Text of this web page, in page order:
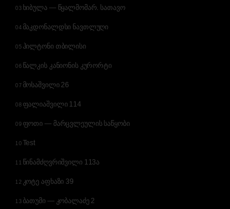
03 ხიბულა — წყალმომარ. სათავო
04 მაკდონალდსი ნავთლუღი
05 ჰილტონი თბილისი
06 წალკის კანიონის კურორტი
07 მოსაშვილი 26
08 ფალიაშვილი 114
09 ფოთი — მარცვლეულის საწყობი
10 Test
წინამძღვრიშვილი 113ა
12 კოტე აფხაზი 39
13 ბათუმი — კობალაძე 2